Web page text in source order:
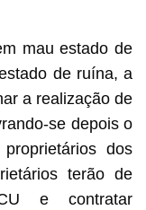
mau estado de
de ruína, a
a realização de
se depois o
dos
terão de
e contratar